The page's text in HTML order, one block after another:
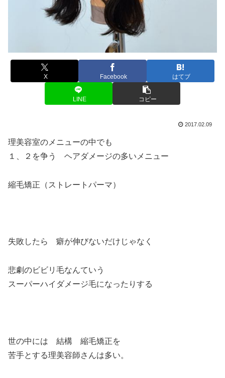
X Facebook はてブ
LINE コピー
2017.02.09
理美容室のメニューの中でも
１、２を争う ヘアダメージの多いメニュー
縮毛矯正（ストレートパーマ）
失敗したら 癖が伸びないだけじゃなく
悲劇のビビリ毛なんていう
スーパーハイダメージ毛になったりする
世の中には 結構 縮毛矯正を
苦手とする理美容師さんは多い。